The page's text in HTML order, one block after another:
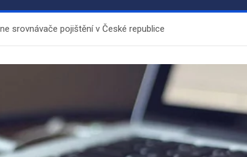
srovnávače pojištění v České republice